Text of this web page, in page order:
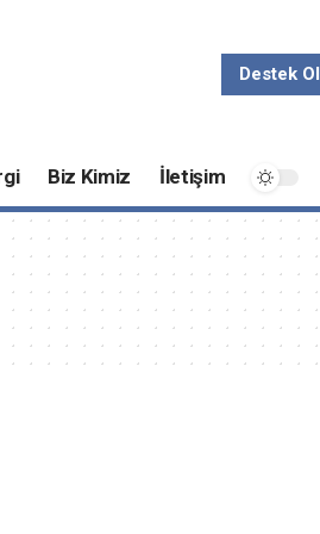
Destek Ol
Biz Kimiz İletişim